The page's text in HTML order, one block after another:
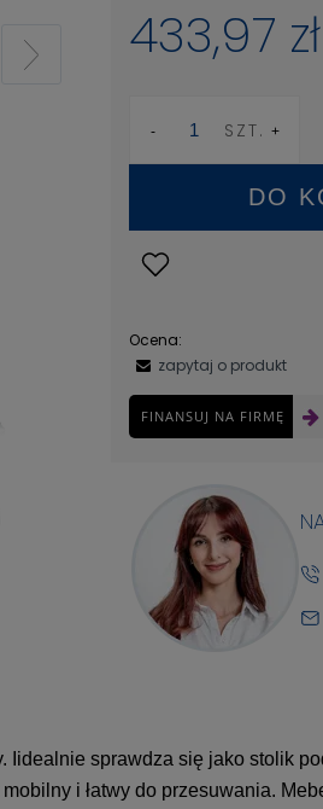
433,97 zł
SZT.
DO
Ocena:
zapytaj o produkt
FINANSUJ NA FIRMĘ
sprawdza się jako stolik
i łatwy do przesuwania.